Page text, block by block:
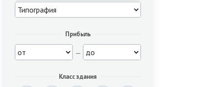
Прибыль
—
Класс здания